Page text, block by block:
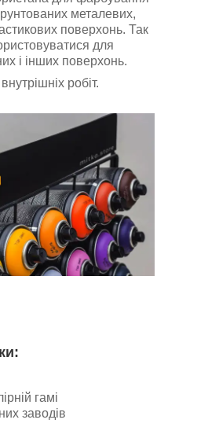
металевих,
поверхонь. Так
для
і інших поверхонь.
робіт.
гамі
заводів